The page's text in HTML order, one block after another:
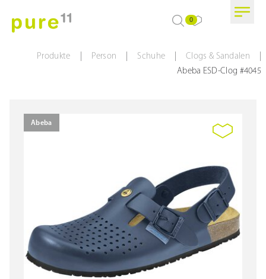
0
Produkte Person Schuhe Clogs & Sandalen
Abeba ESD-Clog #4045
Abeba